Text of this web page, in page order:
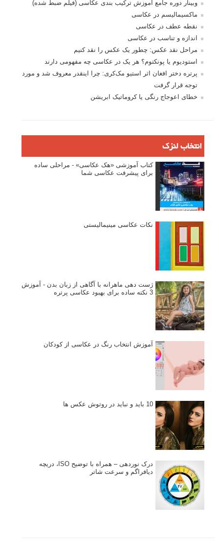
وبینار دوره جامع آموزش ترکیب بندی عکاسی (فیلم ضبط شده)
ماکسیمالیسم در عکاسی
نقطه عطف در عکاسی
اندازه و تناسب در عکاسی
مراحل نقد عکس: چطور یک عکس را نقد کنیم
استودیوم یا پونکتوم؟ هر یک در عکاسی چه مفهومی دارند
پرتره دختر افغان اثر استیو مک‌کری: چرا اینقدر معروف شد و مورد
توجه قرار گرفت
خطای اعوجاج رنگی یا کروماتیک ابریشن
انتخاب لنزک
کتاب آموزشی «هک عکاسی» - مراحلی ساده
برای پیشرفت عکاسی شما
نکات عکاسی مینیمالیستی
ژست دهی ماهرانه با آگاهی از زبان بدن - آموزش
3 نکته ساده برای بهبود عکاسی پرتره
آموزش انتخاب رنگ در عکاسی از کودکان
10 باید و نباید در روتوش عکس ها
درک نوردهی – همراه با توضیح ISO، دریچه
دیافراگم و سرعت شاتر